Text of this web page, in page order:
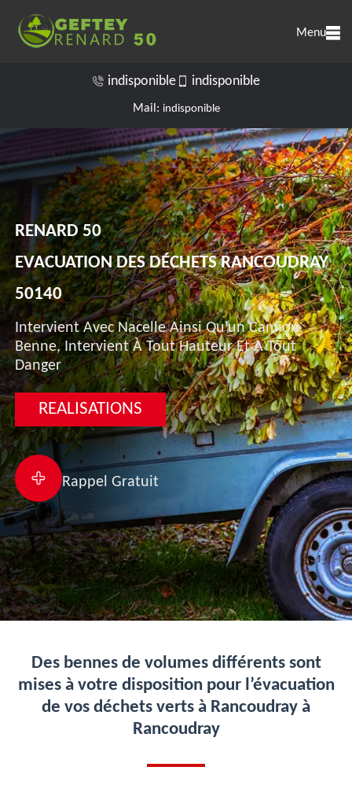
Menu
indisponible indisponible
Mail: indisponible
RENARD 50
EVACUATION DES DÉCHETS RANCOUDRAY
50140
Intervient Avec Nacelle Ainsi Qu'un Camion
Benne, Intervient À Tout Hauteur Et A Tout
Danger
REALISATIONS
Rappel Gratuit
Des bennes de volumes différents sont
mises à votre disposition pour l’évacuation
de vos déchets verts à Rancoudray à
Rancoudray